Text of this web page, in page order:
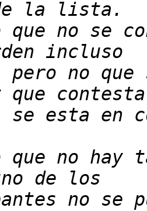
que no se
pero no
que no hay
no se